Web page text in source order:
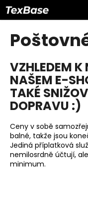
Přejít
na
obsah
VZHLEDEM
NAŠEM E-
TAKÉ
DOPRAVU :)
Ceny v sobě
balné, takže jsou
Jediná příplatková
nemilosrdně účtují,
minimum.
K
o
o
p
o
t
e
b
u
j